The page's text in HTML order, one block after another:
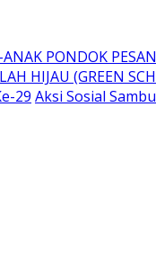
PONDOK
HIJAU (GREEN
29 Aksi Sosial